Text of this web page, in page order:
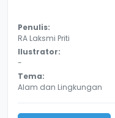
Penulis:
RA Laksmi Priti
Ilustrator:
-
Tema:
Alam dan Lingkungan